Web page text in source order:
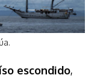
escondido,